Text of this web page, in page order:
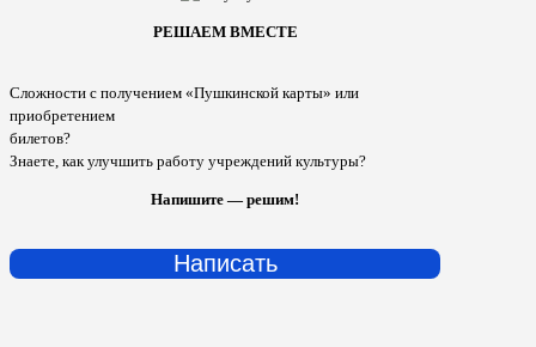
РЕШАЕМ ВМЕСТЕ
Сложности с получением «Пушкинской карты» или
приобретением
билетов?
Знаете, как улучшить работу учреждений культуры?
Напишите — решим!
Написать